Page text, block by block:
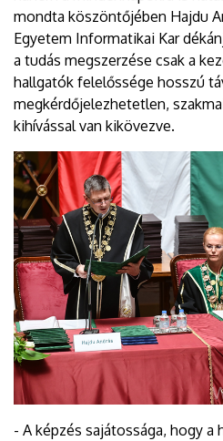
mondta köszöntőjében Hajdu
Egyetem Informatikai Kar
a tudás megszerzése csak a
hallgatók felelőssége hosszú
megkérdőjelezhetetlen,
kihívással van kikövezve.
- A képzés sajátossága, hogy a